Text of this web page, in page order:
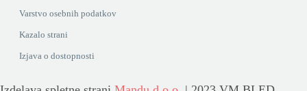
Varstvo osebnih podatkov
Kazalo strani
Izjava o dostopnosti